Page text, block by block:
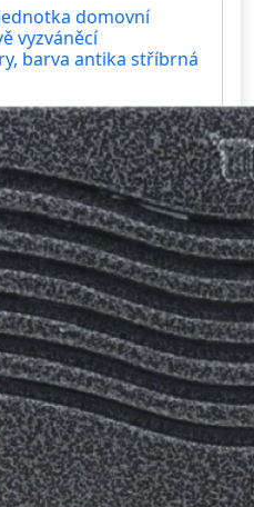
domovní
vyzváněcí
barva antika stříbrná